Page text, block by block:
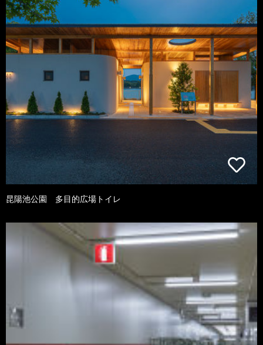
昆陽池公園 多目的広場トイレ